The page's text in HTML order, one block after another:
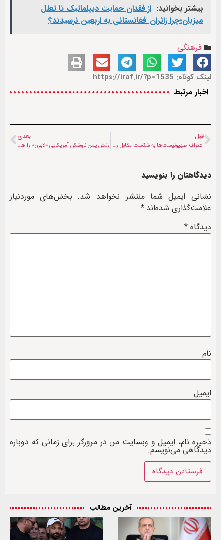
بیشتر بخوانید: از فقدان حمایت دیپلماتیک تا تعلل
میزبان؛چرا زائران افغانستانی به اربعین نرسیدند؟
فرهنگی
لینک کوتاه: https://iraf.ir/?p=1535
اخبار مرتبط
قبل
اعتراف صهیونیست‌ها به شکست مقابل رهبران و مبارزان حماس
بعدی
ارتش یمن ناوشکن آمریکایی «لابون» را هدف قرار داد
دیدگاهتان را بنویسید
نشانی ایمیل شما منتشر نخواهد شد. بخش‌های موردنیاز
علامت‌گذاری شده‌اند *
دیدگاه *
نام
ایمیل
ذخیره نام، ایمیل و وبسایت من در مرورگر برای زمانی که دوباره
دیدگاهی می‌نویسم.
آخرین مطالب